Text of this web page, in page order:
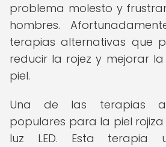
problema molesto y
hombres.
terapias alternativas que
reducir la rojez y mejorar
piel.
Una de las terapias
populares para la piel
luz LED. Esta terapia